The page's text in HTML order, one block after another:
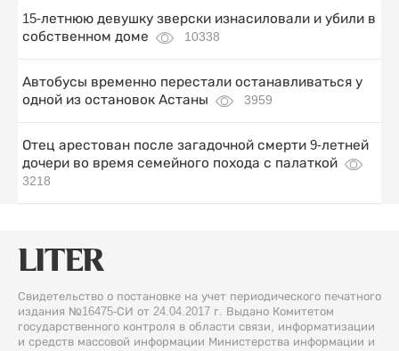
15-летнюю девушку зверски изнасиловали и убили в
собственном доме
10338
Автобусы временно перестали останавливаться у
одной из остановок Астаны
3959
Отец арестован после загадочной смерти 9-летней
дочери во время семейного похода с палаткой
3218
Свидетельство о постановке на учет периодического печатного
издания №16475-СИ от 24.04.2017 г. Выдано Комитетом
государственного контроля в области связи, информатизации
и средств массовой информации Министерства информации и